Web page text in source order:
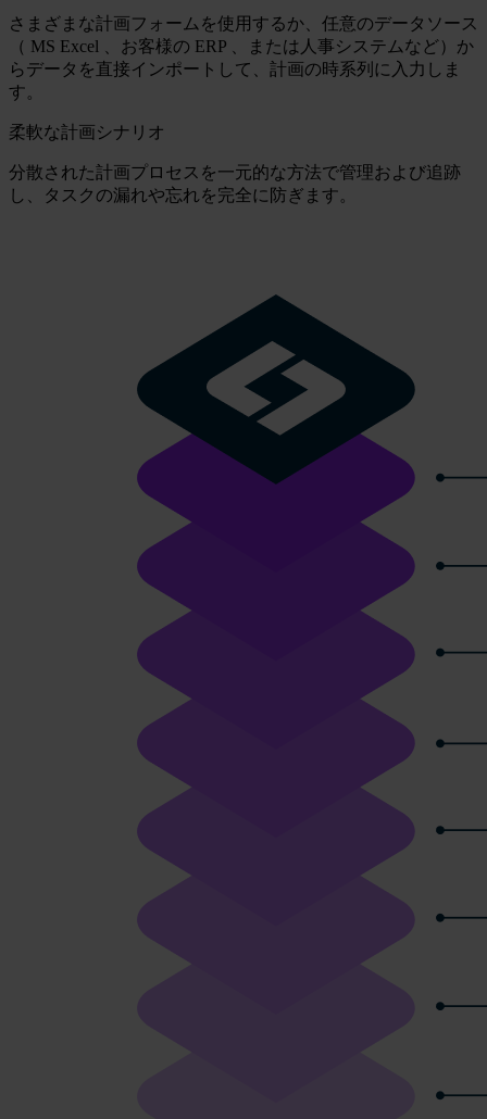
さまざまな計画フォームを使用するか、任意のデータソース
（ MS Excel 、お客様の ERP 、または人事システムなど）か
らデータを直接インポートして、計画の時系列に入力しま
す。
柔軟な計画シナリオ
分散された計画プロセスを一元的な方法で管理および追跡
し、タスクの漏れや忘れを完全に防ぎます。